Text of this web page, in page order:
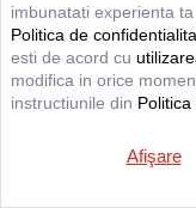
imbunatati experienta
Politica de
esti de acord cu
modifica in orice
instructiunile din
Afişare